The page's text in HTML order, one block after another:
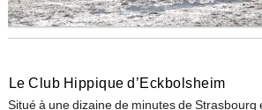
Les installations
Disciplines
Contact/accès
Le Club Hippique d’Eckbolsheim
Situé à une dizaine de minutes de Strasbourg